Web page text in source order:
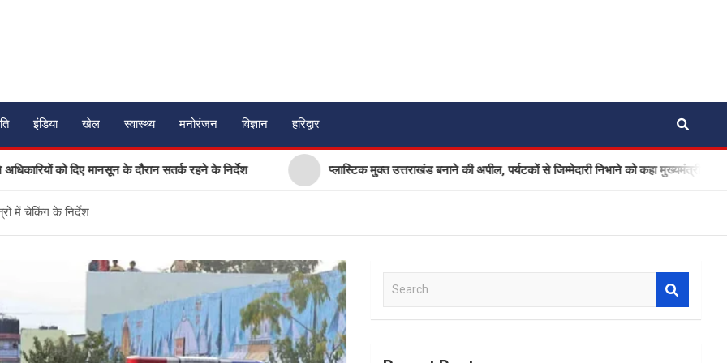
इंडिया खेल स्वास्थ्य मनोरंजन विज्ञान हरिद्वार
को दिए मानसून के दौरान सतर्क रहने के निर्देश प्लास्टिक मुक्त उत्तराखंड बनाने की अपील, पर्यटकों से जिम्मेदारी निभाने को कहा मुख्यमंत्री धामी ने
में चेकिंग के निर्देश
a